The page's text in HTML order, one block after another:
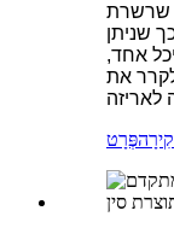
שרשרת
שניתן
אחד,
את
פְּרָט